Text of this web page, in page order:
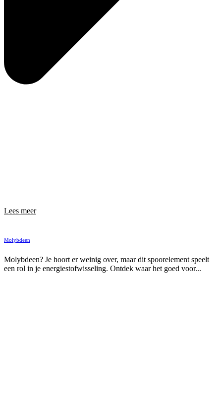
Lees meer
Molybdeen
Molybdeen? Je hoort er weinig over, maar dit spoorelement speelt
een rol in je energiestofwisseling. Ontdek waar het goed voor...